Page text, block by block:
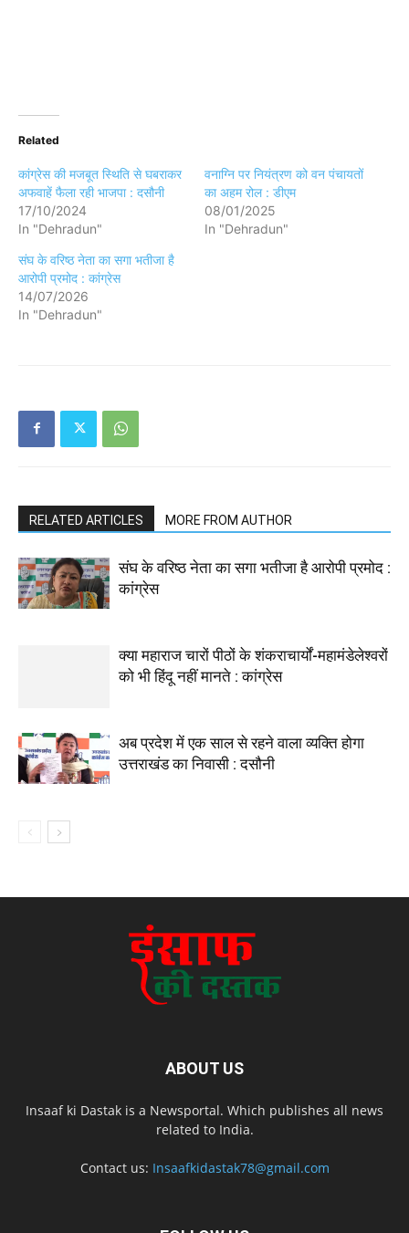
Related
कांग्रेस की मजबूत स्थिति से घबराकर
अफवाहें फैला रही भाजपा : दसौनी
17/10/2024
In "Dehradun"
वनाग्नि पर नियंत्रण को वन पंचायतों
का अहम रोल : डीएम
08/01/2025
In "Dehradun"
संघ के वरिष्ठ नेता का सगा भतीजा है
आरोपी प्रमोद : कांग्रेस
14/07/2026
In "Dehradun"
RELATED ARTICLES MORE FROM AUTHOR
संघ के वरिष्ठ नेता का सगा भतीजा है आरोपी प्रमोद :
कांग्रेस
क्या महाराज चारों पीठों के शंकराचार्यों-महामंडेलेश्वरों
को भी हिंदू नहीं मानते : कांग्रेस
अब प्रदेश में एक साल से रहने वाला व्यक्ति होगा
उत्तराखंड का निवासी : दसौनी
ABOUT US
Insaaf ki Dastak is a Newsportal. Which publishes all news
related to India.
Contact us: Insaafkidastak78@gmail.com